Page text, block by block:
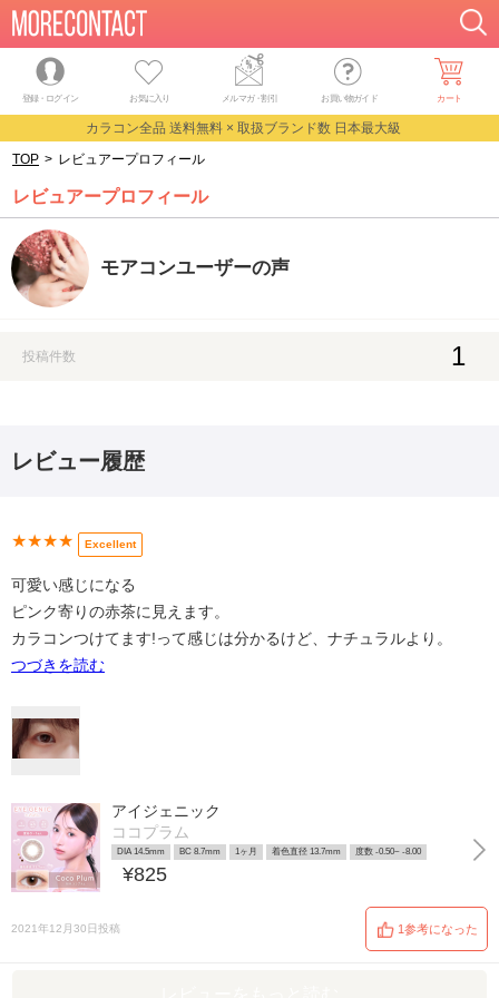
登録・ログイン お気に入り メルマガ・割引 お買い物ガイド カート
カラコン全品 送料無料 × 取扱ブランド数 日本最大級
TOP > レビュアープロフィール
レビュアープロフィール
モアコンユーザーの声
投稿件数 1
レビュー履歴
★★★★ Excellent
可愛い感じになる
ピンク寄りの赤茶に見えます。
カラコンつけてます!って感じは分かるけど、ナチュラルより。
つづきを読む
アイジェニック
ココプラム
DIA 14.5mm BC 8.7mm 1ヶ月 着色直径 13.7mm 度数 -0.50~ -8.00
¥825
2021年12月30日投稿 1参考になった